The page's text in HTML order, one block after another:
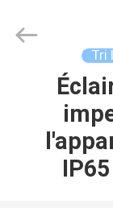
MAISON
PRODUITS
Ming
Feng
Tri